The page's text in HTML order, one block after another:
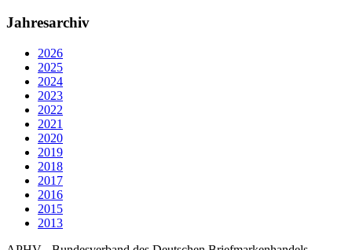
Jahresarchiv
2026
2025
2024
2023
2022
2021
2020
2019
2018
2017
2016
2015
2013